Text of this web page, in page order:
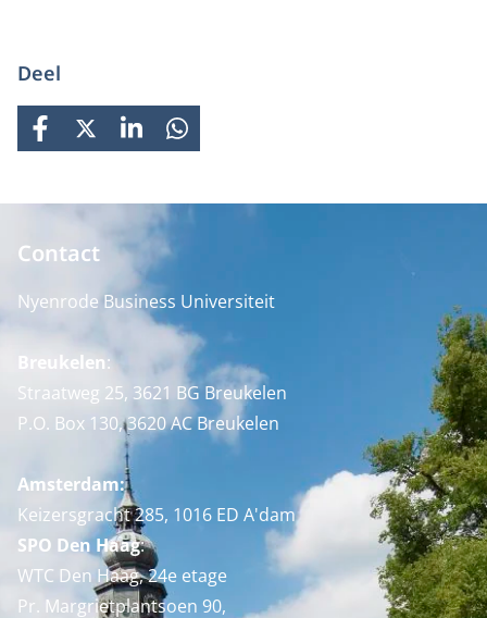
Deel
FACEBOOK
X LINKEDINWHATSAPP
Contact
Nyenrode Business Universiteit
Breukelen:
Straatweg 25, 3621 BG Breukelen
P.O. Box 130, 3620 AC Breukelen
Amsterdam:
Keizersgracht 285, 1016 ED A'dam
SPO Den Haag:
WTC Den Haag, 24e etage
Pr. Margrietplantsoen 90,